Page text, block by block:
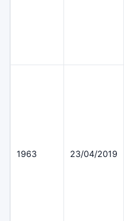
1963 23/04/2019